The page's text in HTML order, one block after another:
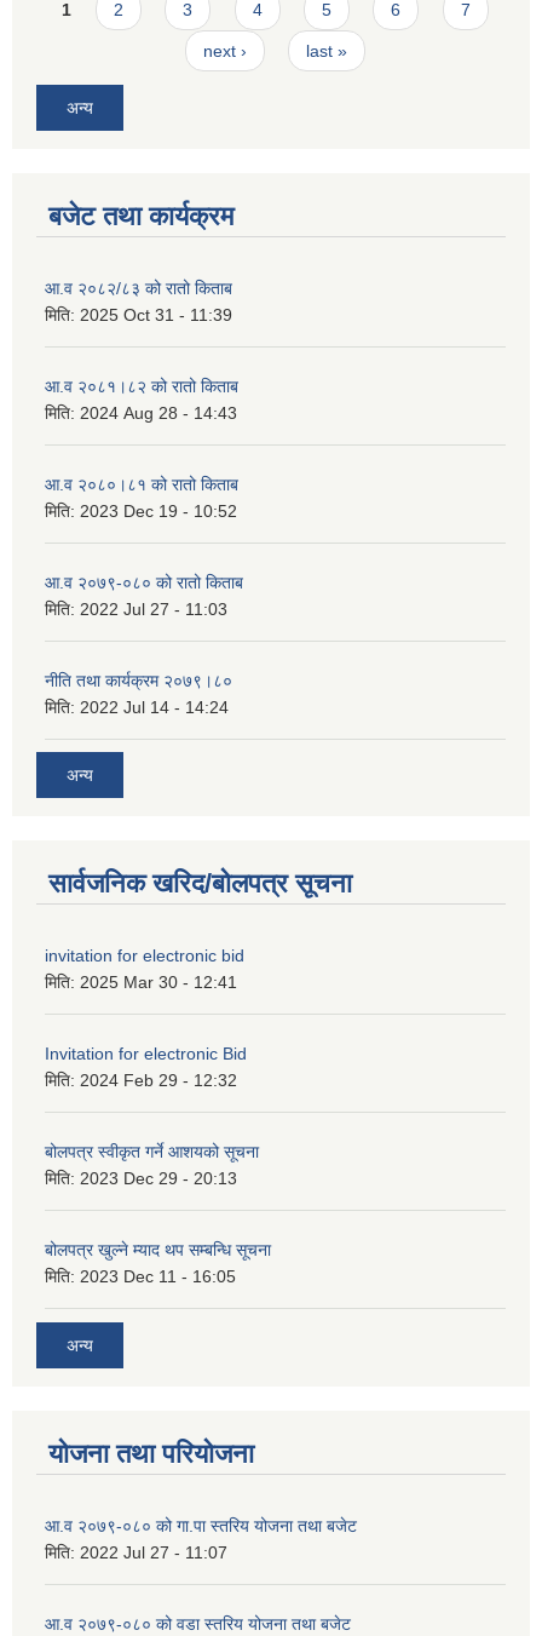
Pages
1 2 3 4 5 6 7
next › last »
अन्य
बजेट तथा कार्यक्रम
आ.व २०८२/८३ को रातो किताब
मिति: 2025 Oct 31 - 11:39
आ.व २०८१।८२ को रातो किताब
मिति: 2024 Aug 28 - 14:43
आ.व २०८०।८१ को रातो किताब
मिति: 2023 Dec 19 - 10:52
आ.व २०७९-०८० को रातो किताब
मिति: 2022 Jul 27 - 11:03
नीति तथा कार्यक्रम २०७९।८०
मिति: 2022 Jul 14 - 14:24
अन्य
सार्वजनिक खरिद/बोलपत्र सूचना
invitation for electronic bid
मिति: 2025 Mar 30 - 12:41
Invitation for electronic Bid
मिति: 2024 Feb 29 - 12:32
बोलपत्र स्वीकृत गर्ने आशयको सूचना
मिति: 2023 Dec 29 - 20:13
बोलपत्र खुल्ने म्याद थप सम्बन्धि सूचना
मिति: 2023 Dec 11 - 16:05
अन्य
योजना तथा परियोजना
आ.व २०७९-०८० को गा.पा स्तरिय योजना तथा बजेट
मिति: 2022 Jul 27 - 11:07
आ.व २०७९-०८० को वडा स्तरिय योजना तथा बजेट